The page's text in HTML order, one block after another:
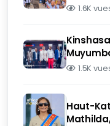
1.6K
1.5K
Haut-